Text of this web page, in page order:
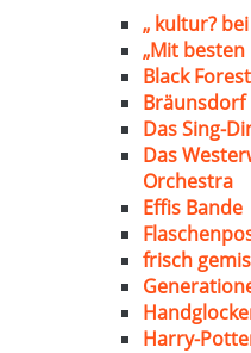
„ kultur?
„Mit
Black
Das Sing-
Das
Orchestra
Effis Bande
frisch
Harry-